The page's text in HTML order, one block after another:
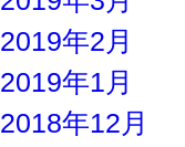
2019年2月
2019年1月
2018年12月